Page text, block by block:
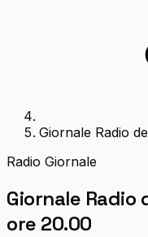
Giornale Radio
Radio Giornale
Giornale Radio
ore 20.00